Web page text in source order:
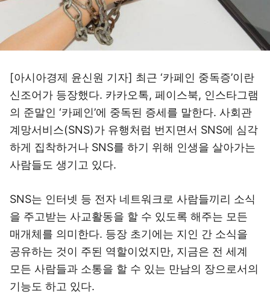
[아시아경제 윤신원 기자] 최근 ‘카페인 중독증’이란
신조어가 등장했다. 카카오톡, 페이스북, 인스타그램
의 준말인 ‘카페인’에 중독된 증세를 말한다. 사회관
계망서비스(SNS)가 유행처럼 번지면서 SNS에 심각
하게 집착하거나 SNS를 하기 위해 인생을 살아가는
사람들도 생기고 있다.
SNS는 인터넷 등 전자 네트워크로 사람들끼리 소식
을 주고받는 사교활동을 할 수 있도록 해주는 모든
매개체를 의미한다. 등장 초기에는 지인 간 소식을
공유하는 것이 주된 역할이었지만, 지금은 전 세계
모든 사람들과 소통을 할 수 있는 만남의 장으로서의
기능도 하고 있다.